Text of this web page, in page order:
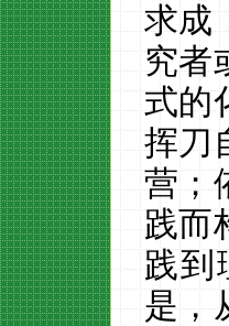
求成
究者
式的
挥刀
营；
践而
践到
是，